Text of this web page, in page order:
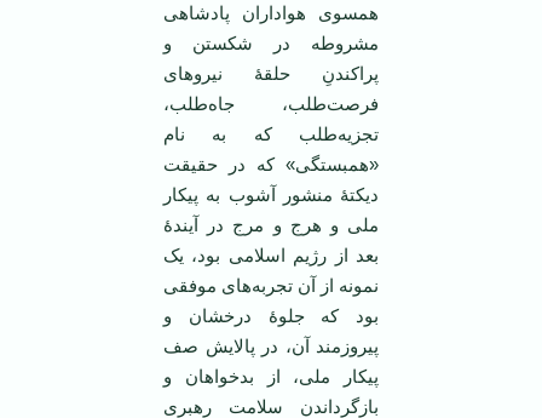
همسوی هواداران پادشاهی
مشروطه در شکستن و
پراکندنِ حلقۀ نیروهای
فرصت‌طلب، جاه‌طلب،
تجزیه‌طلب که به نام
«همبستگی» که در حقیقت
دیکتۀ منشور آشوب به پیکار
ملی و هرج و مرج در آیندۀ
بعد از رژیم اسلامی بود، یک
نمونه از آن تجربه‌های موفقی
بود که جلوۀ درخشان و
پیروزمند آن، در پالایش صف
پیکار ملی، از بدخواهان و
بازگرداندن سلامت رهبری